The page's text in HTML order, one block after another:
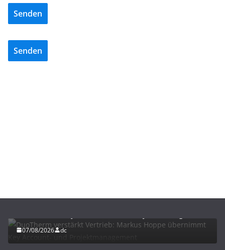
Senden
Senden
07/08/2026 dc